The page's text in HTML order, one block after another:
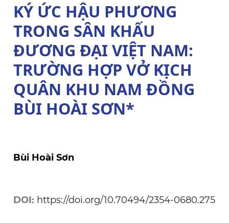
KÝ ỨC HẬU PHƯƠNG
TRONG SÂN KHẤU
ĐƯƠNG ĐẠI VIỆT NAM:
TRƯỜNG HỢP VỞ KỊCH
QUÂN KHU NAM ĐỒNG
BÙI HOÀI SƠN*
Bùi Hoài Sơn
DOI: https://doi.org/10.70494/2354-0680.275